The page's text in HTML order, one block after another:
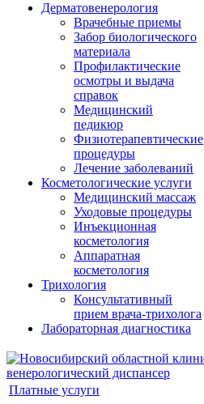
Дерматовенерология
Врачебные приемы
Забор биологического
материала
Профилактические
осмотры и выдача
справок
Медицинский
педикюр
Физиотерапевтические
процедуры
Лечение заболеваний
Косметологические услуги
Медицинский массаж
Уходовые процедуры
Инъекционная
косметология
Аппаратная
косметология
Трихология
Консультативный
прием врача-трихолога
Лабораторная диагностика
Платные услуги